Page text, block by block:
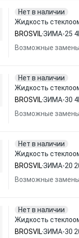
Нет в наличии
Жидкость
BROSVILЗИМА-25
Возможные замены
Нет в наличии
Жидкость
BROSVILЗИМА-30
Возможные замены
Нет в наличии
Жидкость
BROSVILЗИМА-20
Возможные замены
Нет в наличии
Жидкость
BROSVILЗИМА-30